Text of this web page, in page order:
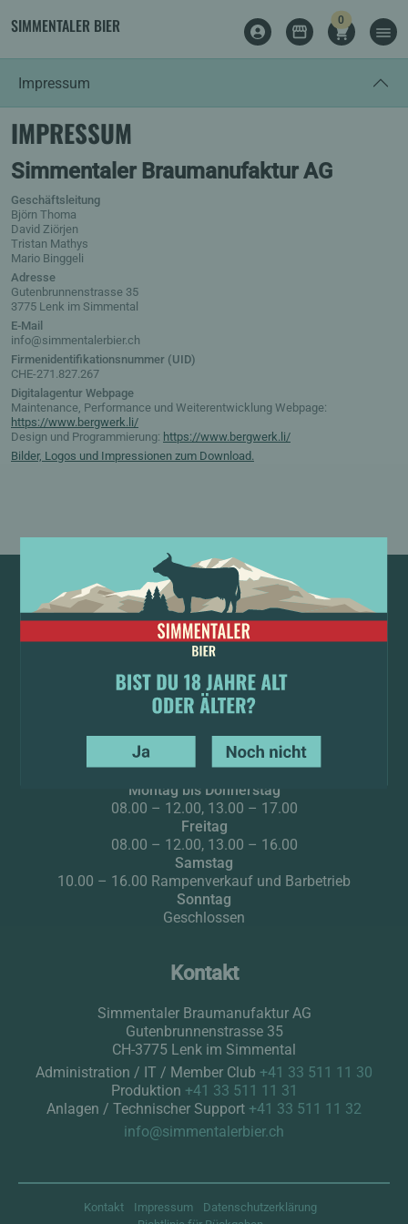
SIMMENTALER BIER
LOG INSHOPSHOPPING
0 items
Impressum
IMPRESSUM
Simmentaler Braumanufaktur AG
Geschäftsleitung
Björn Thoma
David Ziörjen
Tristan Mathys
Mario Binggeli
Adresse
Gutenbrunnenstrasse 35
3775 Lenk im Simmental
E-Mail
info@simmentalerbier.ch
Firmenidentifikationsnummer (UID)
CHE-271.827.267
Digitalagentur Webpage
Maintenance, Performance und Weiterentwicklung Webpage:
https://www.bergwerk.li/
Design und Programmierung: https://www.bergwerk.li/
Bilder, Logos und Impressionen zum Download.
SIMMENTALER BIER
FacebookInstagramLinkedInTiktok
Öffnungszeiten
Montag bis Donnerstag
08.00 – 12.00, 13.00 – 17.00
Freitag
08.00 – 12.00, 13.00 – 16.00
Samstag
10.00 – 16.00 Rampenverkauf und Barbetrieb
Sonntag
Geschlossen
Kontakt
Simmentaler Braumanufaktur AG
Gutenbrunnenstrasse 35
CH-3775 Lenk im Simmental
Administration / IT / Member Club +41 33 511 11 30
Produktion +41 33 511 11 31
Anlagen / Technischer Support +41 33 511 11 32
info@simmentalerbier.ch
Kontakt Impressum
Datenschutzerklärung
BIST DU 18 JAHRE ALT ODER ÄLTER?
YES NO